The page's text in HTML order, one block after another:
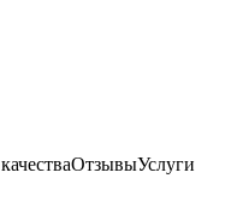
ОтзывыУслуги